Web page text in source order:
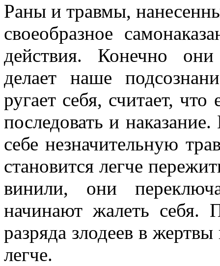
Раны и травмы,
своеобразное
действия. Конечно
делает наше
ругает себя, считает,
последовать и
себе незначительную
становится легче
винили, они
начинают жалеть себя.
разряда злодеев в
легче.